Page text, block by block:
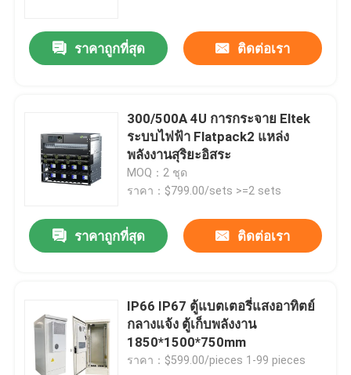
ราคาถูกที่สุด ติดต่อเรา
300/500A 4U การกระจาย Eltek
ระบบไฟฟ้า Flatpack2 แหล่ง
พลังงานสุริยะอิสระ
MOQ：2 ชุด
ราคา：$799.00/sets >=2 sets
ราคาถูกที่สุด ติดต่อเรา
IP66 IP67 ตู้แบตเตอรี่แสงอาทิตย์
กลางแจ้ง ตู้เก็บพลังงาน
1850*1500*750mm
ราคา：$599.00/pieces 1-99 pieces